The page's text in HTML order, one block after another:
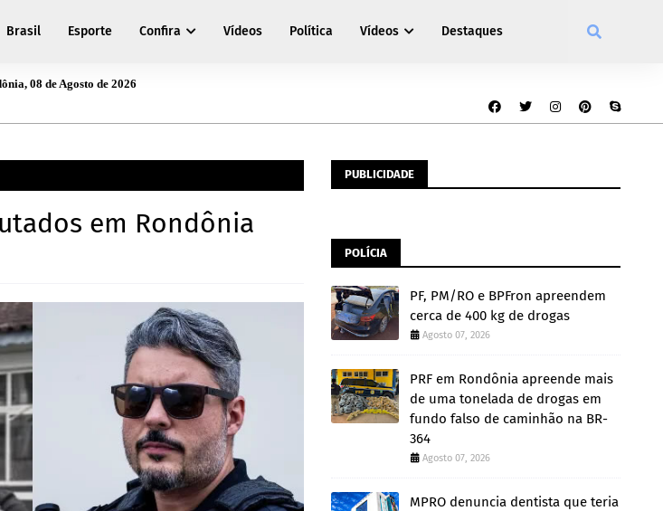
Brasil Esporte Confira Vídeos Política Vídeos Destaques
08 de Agosto de 2026
em Rondônia
PUBLICIDADE
POLÍCIA
PF, PM/RO e BPFron apreendem
cerca de 400 kg de drogas
Agosto 07, 2026
PRF em Rondônia apreende mais
de uma tonelada de drogas em
fundo falso de caminhão na BR-
364
Agosto 07, 2026
MPRO denuncia dentista que teria